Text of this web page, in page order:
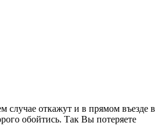
откажут и в прямом въезде в
обойтись. Так Вы потеряете